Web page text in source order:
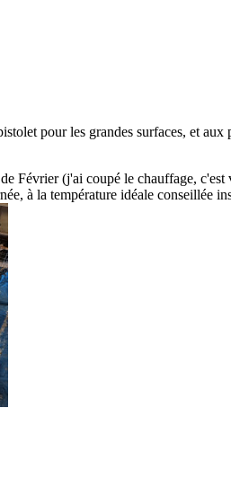
pour les grandes surfaces, et aux
Février (j'ai coupé le chauffage,
à la température idéale conseillée